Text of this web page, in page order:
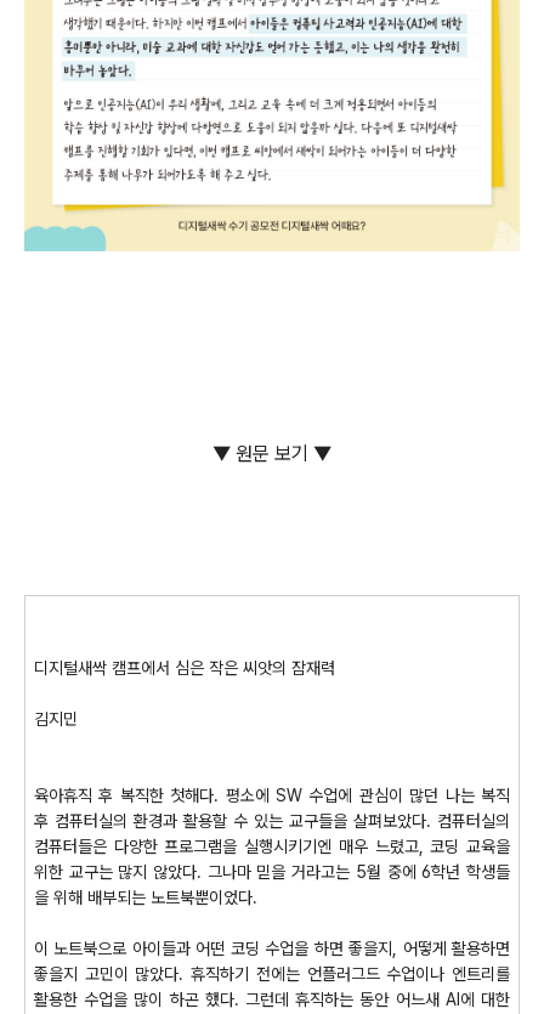
▼ 원문 보기 ▼
디지털새싹 캠프에서 심은 작은 씨앗의 잠재력
김지민
육아휴직 후 복직한 첫해다. 평소에 SW 수업에 관심이 많던 나는 복직
후 컴퓨터실의 환경과 활용할 수 있는 교구들을 살펴보았다. 컴퓨터실의
컴퓨터들은 다양한 프로그램을 실행시키기엔 매우 느렸고, 코딩 교육을
위한 교구는 많지 않았다. 그나마 믿을 거라고는 5월 중에 6학년 학생들
을 위해 배부되는 노트북뿐이었다.
이 노트북으로 아이들과 어떤 코딩 수업을 하면 좋을지, 어떻게 활용하면
좋을지 고민이 많았다. 휴직하기 전에는 언플러그드 수업이나 엔트리를
활용한 수업을 많이 하곤 했다. 그런데 휴직하는 동안 어느새 AI에 대한